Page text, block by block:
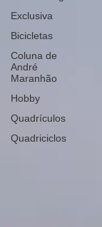
Exclusiva
Bicicletas
Coluna de
André
Maranhão
Hobby
Quadrículos
Quadriciclos